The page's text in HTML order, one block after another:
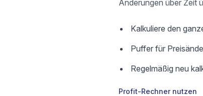
Änderungen über Zeit
Kalkuliere den
Puffer für
Regelmäßig neu
Profit-Rechner nutzen